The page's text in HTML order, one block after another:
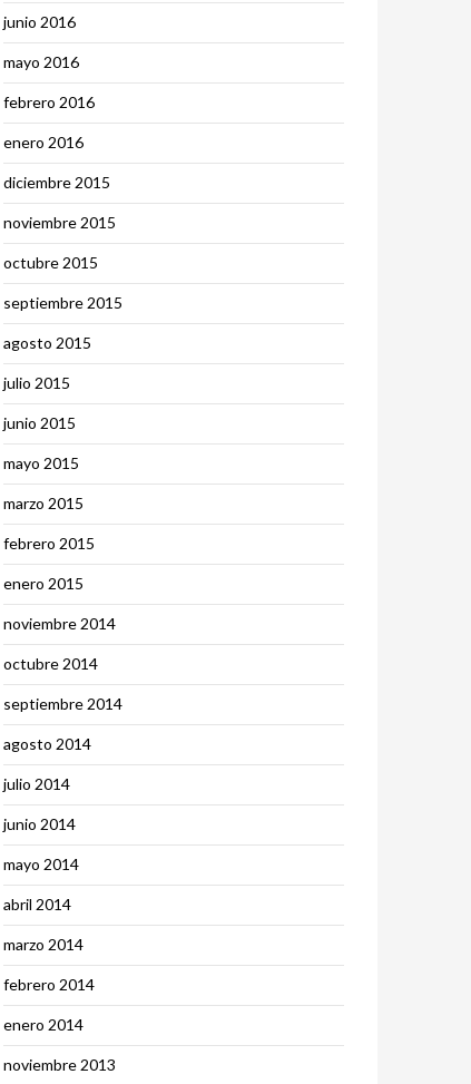
junio 2016
mayo 2016
febrero 2016
enero 2016
diciembre 2015
noviembre 2015
octubre 2015
septiembre 2015
agosto 2015
julio 2015
junio 2015
mayo 2015
marzo 2015
febrero 2015
enero 2015
noviembre 2014
octubre 2014
septiembre 2014
agosto 2014
julio 2014
junio 2014
mayo 2014
abril 2014
marzo 2014
febrero 2014
enero 2014
noviembre 2013